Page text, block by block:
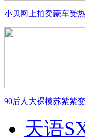
小贝网上拍卖豪车受
90后人大裸模苏紫紫
天语